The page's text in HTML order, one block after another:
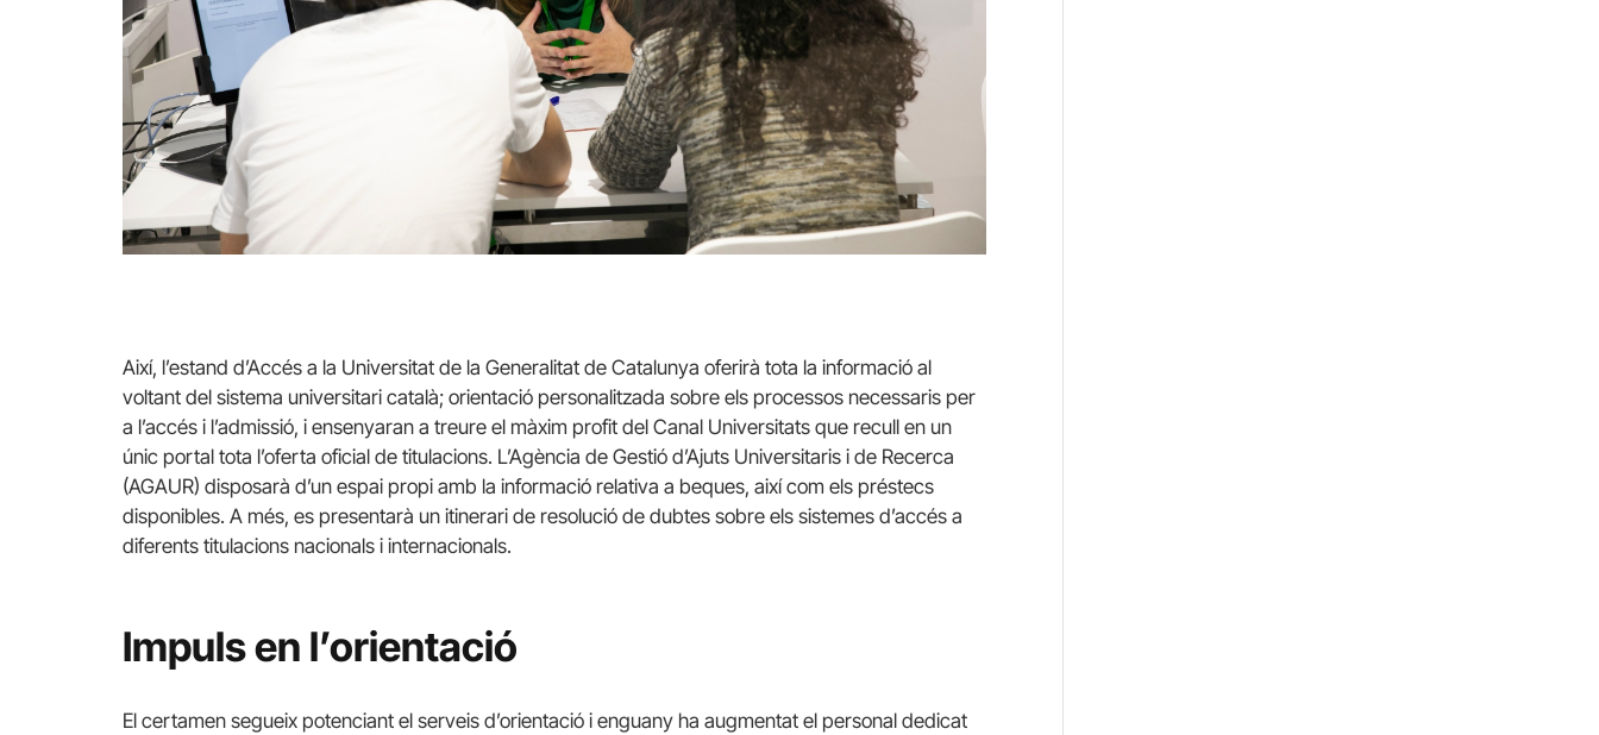
Així, l’estand d’Accés a la Universitat de la Generalitat de Catalunya oferirà tota la informació al
voltant del sistema universitari català; orientació personalitzada sobre els processos necessaris per
a l’accés i l’admissió, i ensenyaran a treure el màxim profit del Canal Universitats que recull en un
únic portal tota l’oferta oficial de titulacions. L’Agència de Gestió d’Ajuts Universitaris i de Recerca
(AGAUR) disposarà d’un espai propi amb la informació relativa a beques, així com els préstecs
disponibles. A més, es presentarà un itinerari de resolució de dubtes sobre els sistemes d’accés a
diferents titulacions nacionals i internacionals.
Impuls en l’orientació
El certamen segueix potenciant el serveis d’orientació i enguany ha augmentat el personal dedicat